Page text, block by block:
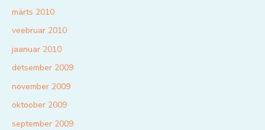
märts 2010
veebruar 2010
jaanuar 2010
detsember 2009
november 2009
oktoober 2009
september 2009